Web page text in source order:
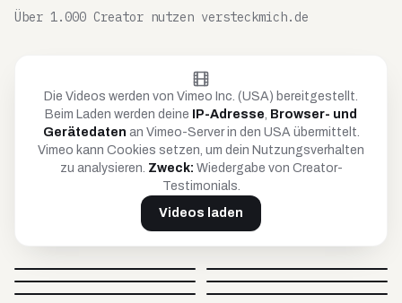
Über 1.000 Creator nutzen versteckmich.de
Die Videos werden von Vimeo Inc. (USA) bereitgestellt.
Beim Laden werden deine
IP-Adresse, Browser- und
Gerätedaten an Vimeo-Server in den USA übermittelt.
Vimeo kann Cookies setzen, um dein Nutzungsverhalten
zu analysieren. Zweck: Wiedergabe von Creator-
Testimonials.
Videos laden
Video blockiert Video blockiert
Video blockiert Video blockiert